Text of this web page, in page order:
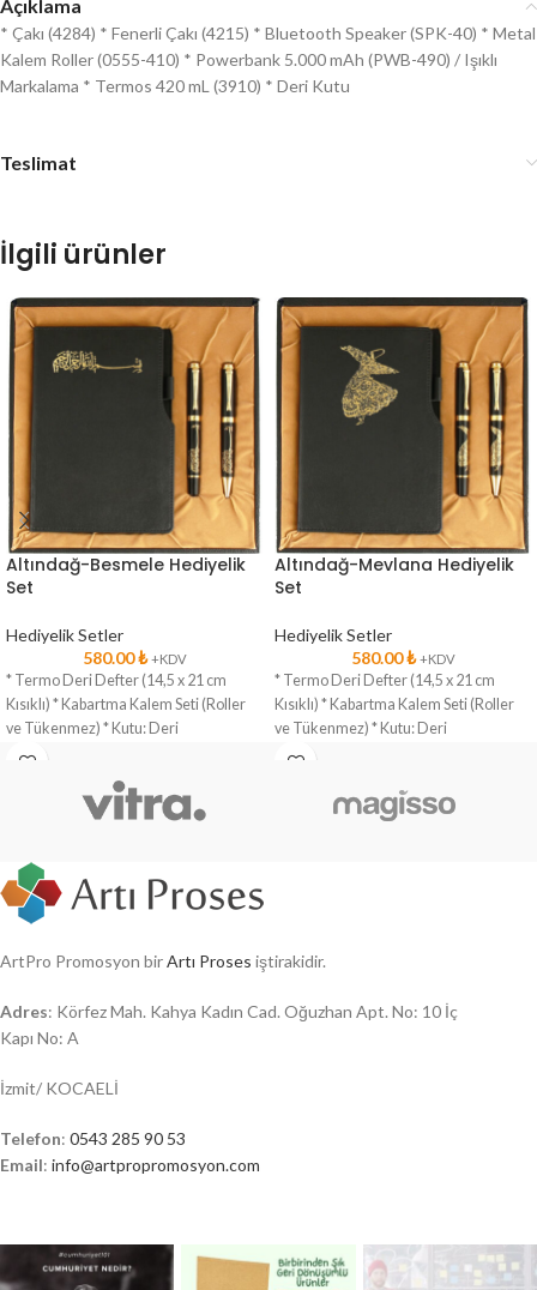
Açıklama
* Çakı (4284) * Fenerli Çakı (4215) * Bluetooth Speaker (SPK-40) * Metal
Kalem Roller (0555-410) * Powerbank 5.000 mAh (PWB-490) / Işıklı
Markalama * Termos 420 mL (3910) * Deri Kutu
Teslimat
İlgili ürünler
Altındağ-Besmele Hediyelik
Set
Hediyelik Setler
580.00₺ +KDV
* Termo Deri Defter (14,5 x 21 cm
Kısıklı) * Kabartma Kalem Seti (Roller
ve Tükenmez) * Kutu: Deri
Altındağ-Mevlana Hediyelik
Set
Hediyelik Setler
580.00₺ +KDV
* Termo Deri Defter (14,5 x 21 cm
Kısıklı) * Kabartma Kalem Seti (Roller
ve Tükenmez) * Kutu: Deri
ArtPro Promosyon birArtı Proses iştirakidir.
Adres: Körfez Mah. Kahya Kadın Cad. Oğuzhan Apt. No: 10 İç
Kapı No: A
İzmit/ KOCAELİ
Telefon: 0543 285 90 53
Email: info@artpropromosyon.com